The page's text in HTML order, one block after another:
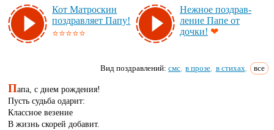
Кот Мат­рос­кин
поз­драв­ля­ет Па­пу!
⭐⭐⭐⭐⭐
Неж­ное поз­драв­
ле­ние Па­пе от
доч­ки! ❤
Вид поздравлений:смс в прозе в стихах все
Папа, с днем рождения!
Пусть судьба одарит:
Классное везение
В жизнь скорей добавит.